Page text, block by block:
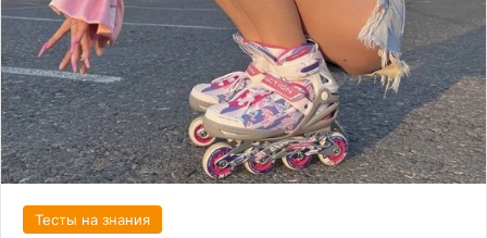
Тесты на знания